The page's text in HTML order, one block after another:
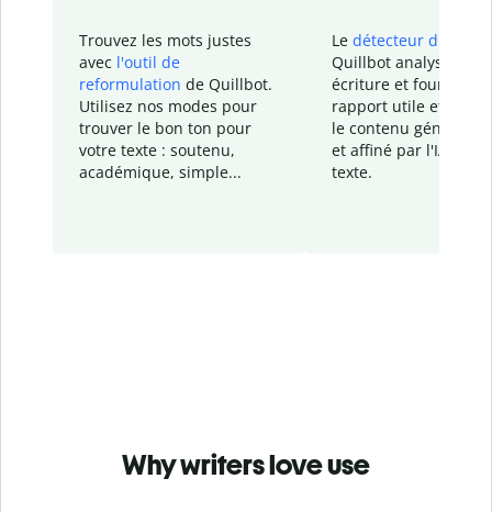
Trouvez les mots justes
avec l'outil de
reformulation de Quillbot.
Utilisez nos modes pour
trouver le bon ton pour
votre texte : soutenu,
académique, simple...
Le détecteur d'IA
Quillbot analyse votre
écriture et fournit un
rapport utile et
le contenu généré
et affiné par l'IA
texte.
Why writers love use